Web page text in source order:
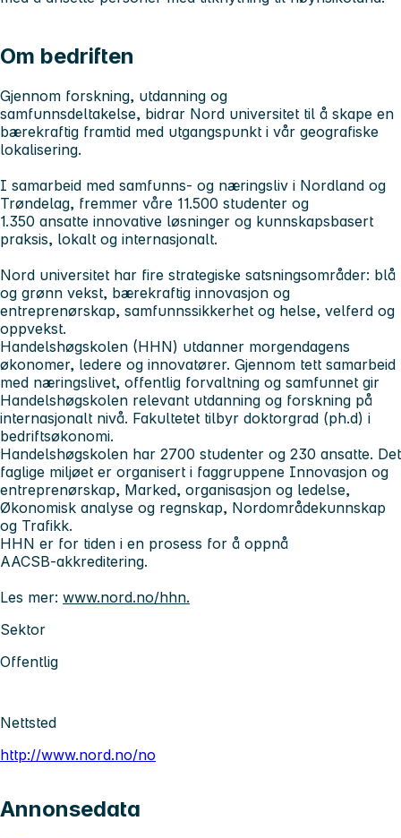
Om bedriften
Gjennom forskning, utdanning og
samfunnsdeltakelse, bidrar Nord universitet til å skape en
bærekraftig framtid med utgangspunkt i vår geografiske
lokalisering.
I samarbeid med samfunns- og næringsliv i Nordland og
Trøndelag, fremmer våre 11.500 studenter og
1.350 ansatte innovative løsninger og kunnskapsbasert
praksis, lokalt og internasjonalt.
Nord universitet har fire strategiske satsningsområder: blå
og grønn vekst, bærekraftig innovasjon og
entreprenørskap, samfunnssikkerhet og helse, velferd og
oppvekst.
Handelshøgskolen (HHN) utdanner morgendagens
økonomer, ledere og innovatører. Gjennom tett samarbeid
med næringslivet, offentlig forvaltning og samfunnet gir
Handelshøgskolen relevant utdanning og forskning på
internasjonalt nivå. Fakultetet tilbyr doktorgrad (ph.d) i
bedriftsøkonomi.
Handelshøgskolen har 2700 studenter og 230 ansatte. Det
faglige miljøet er organisert i faggruppene Innovasjon og
entreprenørskap, Marked, organisasjon og ledelse,
Økonomisk analyse og regnskap, Nordområdekunnskap
og Trafikk.
HHN er for tiden i en prosess for å oppnå
AACSB‑akkreditering.
Les mer: www.nord.no/hhn.
Sektor
Offentlig
Nettsted
http://www.nord.no/no
Annonsedata